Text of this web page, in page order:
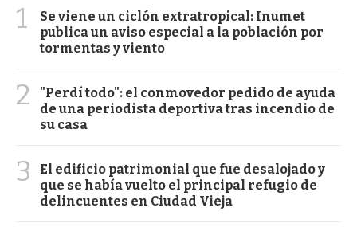
1
Se viene un ciclón extratropical: Inumet
publica un aviso especial a la población por
tormentas y viento
2
"Perdí todo": el conmovedor pedido de ayuda
de una periodista deportiva tras incendio de
su casa
3
El edificio patrimonial que fue desalojado y
que se había vuelto el principal refugio de
delincuentes en Ciudad Vieja